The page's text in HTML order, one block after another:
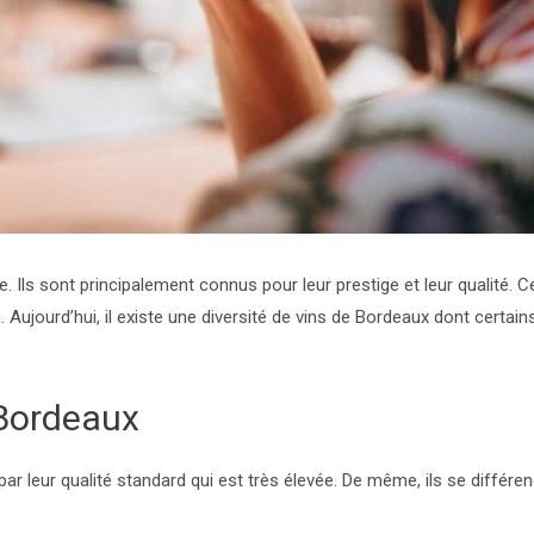
Ils sont principalement connus pour leur prestige et leur qualité.
il existe une diversité de vins de Bordeaux dont
leur qualité standard qui est très élevée. De même, ils se